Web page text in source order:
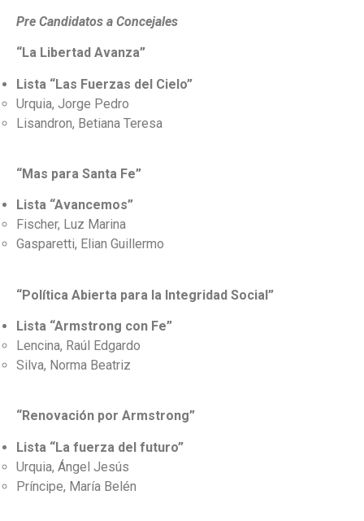
Pre Candidatos a Concejales
“La Libertad Avanza”
Lista “Las Fuerzas del Cielo”
Urquia, Jorge Pedro
Lisandron, Betiana Teresa
“Mas para Santa Fe”
Lista “Avancemos”
Fischer, Luz Marina
Gasparetti, Elian Guillermo
“Política Abierta para la Integridad Social”
Lista “Armstrong con Fe”
Lencina, Raúl Edgardo
Silva, Norma Beatriz
“Renovación por Armstrong”
Lista “La fuerza del futuro”
Urquia, Ángel Jesús
Príncipe, María Belén